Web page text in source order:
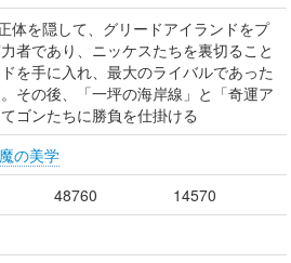
体を隠して、グリードアイランドをプ
者であり、ニッケスたちを裏切ること
を手に入れ、最大のライバルであった
その後、「一坪の海岸線」と「奇運ア
ゴンたちに勝負を仕掛ける
の美学
48760
14570